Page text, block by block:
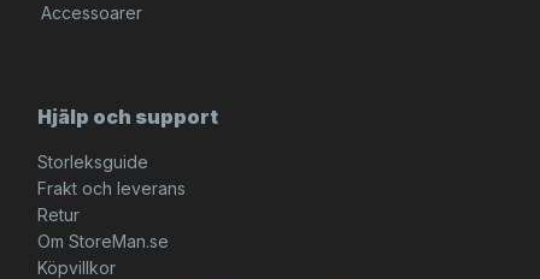
Accessoarer
Hjälp och support
Storleksguide
Frakt och leverans
Retur
Om StoreMan.se
Köpvillkor